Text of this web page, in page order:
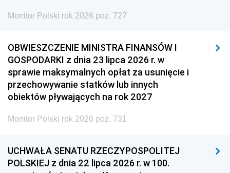
Monitor Polski rok 2026 poz. 727
OBWIESZCZENIE MINISTRA FINANSÓW I
GOSPODARKI z dnia 23 lipca 2026 r. w
sprawie maksymalnych opłat za usunięcie i
przechowywanie statków lub innych
obiektów pływających na rok 2027
Monitor Polski rok 2026 poz. 731
UCHWAŁA SENATU RZECZYPOSPOLITEJ
POLSKIEJ z dnia 22 lipca 2026 r. w 100.